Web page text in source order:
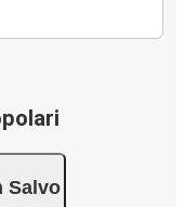
Salvo